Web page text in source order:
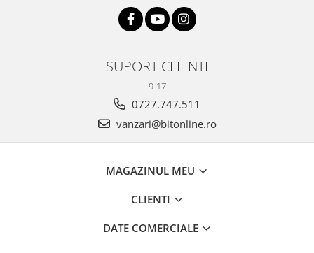
SUPORT CLIENTI
9-17
0727.747.511
vanzari@bitonline.ro
MAGAZINUL MEU
CLIENTI
DATE COMERCIALE